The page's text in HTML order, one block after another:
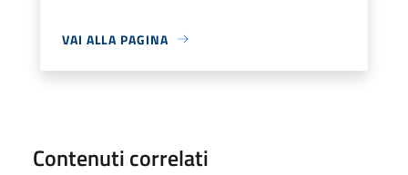
VAI ALLA PAGINA
Contenuti correlati